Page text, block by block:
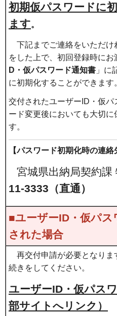
初期仮パスワードに
ます。
下記までご連絡をいただ
をした上で、初回登録時にお
D・仮パスワード通知書 」に
に初期化することができます
交付されたユーザーID・仮
ード変更後においても大切に
す。
【パスワード初期化時の連絡
宮城県出納局契約
11-3333（直通）
■ユーザーID・仮パス
された場合
再交付申請が必要となり
続きをしてください。
ユーザーID・仮パス
部サイトへリンク）